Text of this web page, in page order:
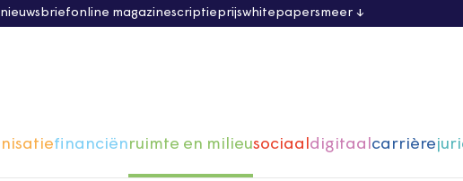
nieuwsbriefonline magazinescriptieprijswhitepapersmeer
financiënruimte en milieusociaaldigitaalcarrière